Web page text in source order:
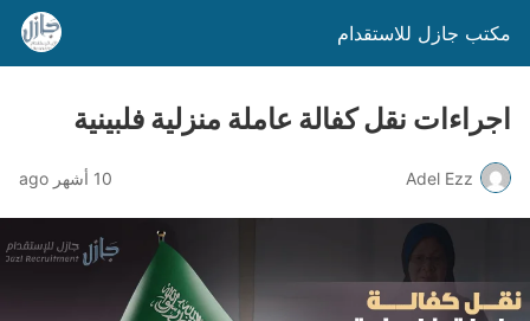
مكتب جازل للاستقدام
اجراءات نقل كفالة عاملة منزلية فلبينية
Adel Ezz 10 أشهر ago